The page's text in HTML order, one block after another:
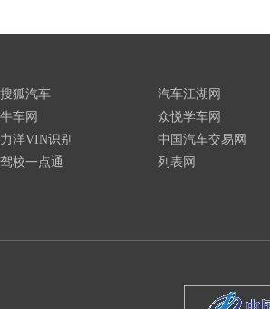
搜狐汽车
牛车网
力洋VIN识别
驾校一点通
汽车江湖网
众悦学车网
中国汽车交易网
列表网